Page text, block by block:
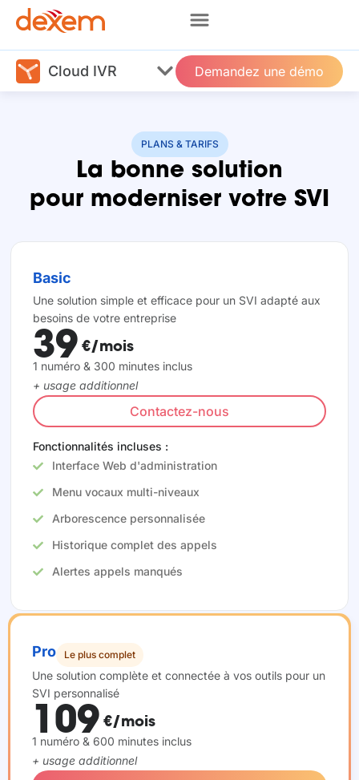
Cloud IVR Demandez une démo
PLANS & TARIFS
La bonne solution
pour moderniser votre SVI
Basic
Une solution simple et efficace pour un SVI adapté aux
besoins de votre entreprise
39 €/mois
1 numéro & 300 minutes inclus
+ usage additionnel
Contactez-nous
Fonctionnalités incluses :
Interface Web d'administration
Menu vocaux multi-niveaux
Arborescence personnalisée
Historique complet des appels
Alertes appels manqués
Pro Le plus complet
Une solution complète et connectée à vos outils pour un
SVI personnalisé
109 €/mois
1 numéro & 600 minutes inclus
+ usage additionnel